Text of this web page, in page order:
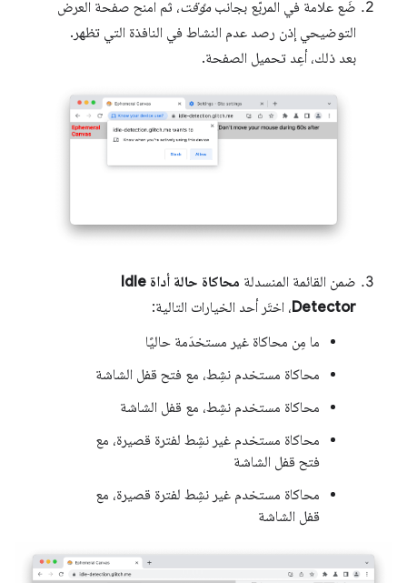
ضَع علامة في المربّع بجانب مؤقت، ثم امنح صفحة العرض
التوضيحي إذن رصد عدم النشاط في النافذة التي تظهر.
بعد ذلك، أعِد تحميل الصفحة.
ضمن القائمة المنسدلة
محاكاة حالة أداة Idle
Detector، اختَر أحد الخيارات التالية:
ما مِن محاكاة غير مستخدَمة حاليًا
محاكاة مستخدم نشِط، مع فتح قفل الشاشة
محاكاة مستخدم نشِط، مع قفل الشاشة
محاكاة مستخدم غير نشِط لفترة قصيرة، مع
فتح قفل الشاشة
محاكاة مستخدم غير نشِط لفترة قصيرة، مع
قفل الشاشة